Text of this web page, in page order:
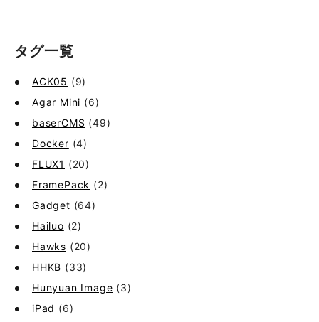
タグ一覧
ACK05 (9)
Agar Mini (6)
baserCMS (49)
Docker (4)
FLUX1 (20)
FramePack (2)
Gadget (64)
Hailuo (2)
Hawks (20)
HHKB (33)
Hunyuan Image (3)
iPad (6)